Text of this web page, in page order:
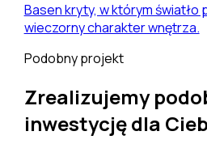
Basen kryty, w którym światło
wieczorny charakter wnętrza.
Podobny projekt
Zrealizujemy
inwestycję dla